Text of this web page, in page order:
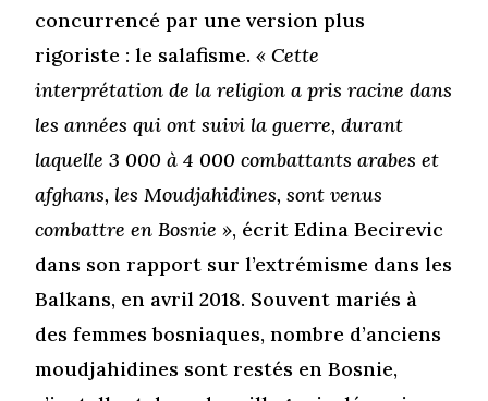
concurrencé par une version plus
rigoriste : le salafisme.« Cette
interprétation de la religion a pris racine dans
les années qui ont suivi la guerre, durant
laquelle 3 000 à 4 000 combattants arabes et
afghans, les Moudjahidines, sont venus
combattre en Bosnie », écrit Edina Becirevic
dans son rapport sur l’extrémisme dans les
Balkans, en avril 2018. Souvent mariés à
des femmes bosniaques, nombre d’anciens
moudjahidines sont restés en Bosnie,